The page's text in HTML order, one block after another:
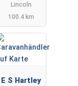
Lincoln
100.4 km
E S Hartley